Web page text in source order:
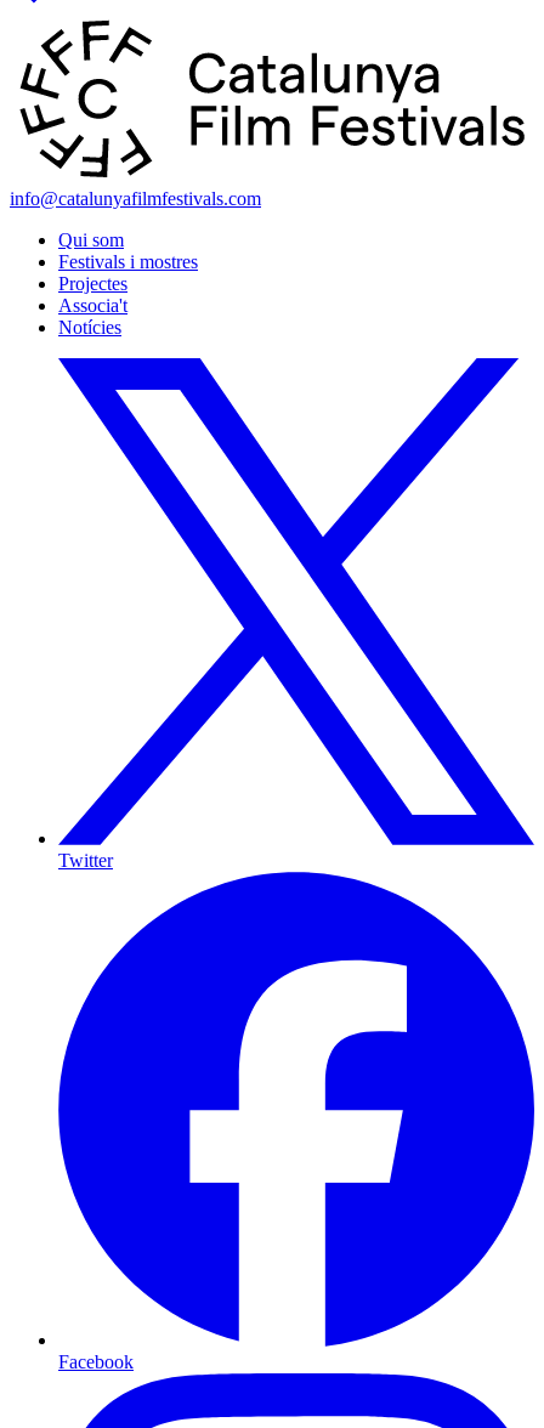
info@catalunyafilmfestivals.com
Qui som
Festivals i mostres
Projectes
Associa't
Notícies
Twitter
Facebook